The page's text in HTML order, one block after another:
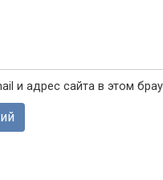
и адрес сайта в этом